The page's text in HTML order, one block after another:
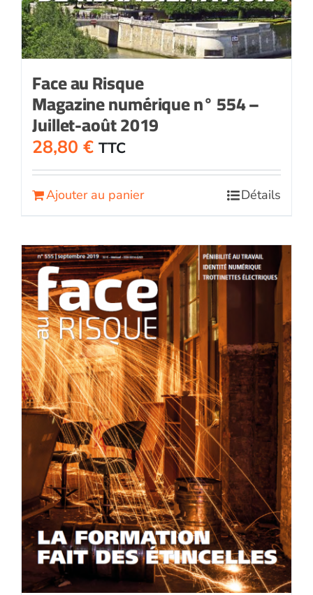
Face au Risque
Magazine numérique n° 554 –
Juillet-août 2019
28,80 € TTC
Ajouter au panier Détails